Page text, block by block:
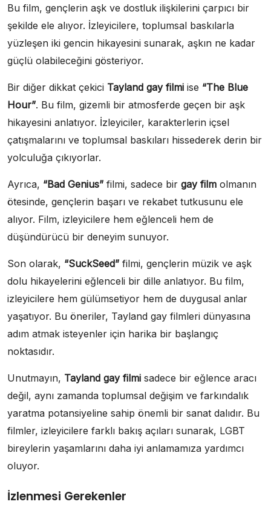
Bu film, gençlerin aşk ve dostluk ilişkilerini çarpıcı bir
şekilde ele alıyor. İzleyicilere, toplumsal baskılarla
yüzleşen iki gencin hikayesini sunarak, aşkın ne kadar
güçlü olabileceğini gösteriyor.
Bir diğer dikkat çekici Tayland gay filmi ise “The Blue
Hour”. Bu film, gizemli bir atmosferde geçen bir aşk
hikayesini anlatıyor. İzleyiciler, karakterlerin içsel
çatışmalarını ve toplumsal baskıları hissederek derin bir
yolculuğa çıkıyorlar.
Ayrıca, “Bad Genius” filmi, sadece bir gay film olmanın
ötesinde, gençlerin başarı ve rekabet tutkusunu ele
alıyor. Film, izleyicilere hem eğlenceli hem de
düşündürücü bir deneyim sunuyor.
Son olarak, “SuckSeed” filmi, gençlerin müzik ve aşk
dolu hikayelerini eğlenceli bir dille anlatıyor. Bu film,
izleyicilere hem gülümsetiyor hem de duygusal anlar
yaşatıyor. Bu öneriler, Tayland gay filmleri dünyasına
adım atmak isteyenler için harika bir başlangıç
noktasıdır.
Unutmayın, Tayland gay filmi sadece bir eğlence aracı
değil, aynı zamanda toplumsal değişim ve farkındalık
yaratma potansiyeline sahip önemli bir sanat dalıdır. Bu
filmler, izleyicilere farklı bakış açıları sunarak, LGBT
bireylerin yaşamlarını daha iyi anlamamıza yardımcı
oluyor.
İzlenmesi Gerekenler